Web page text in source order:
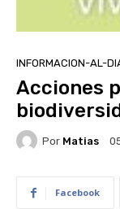
INFORMACION-AL-
Acciones
Por Matias
Facebook